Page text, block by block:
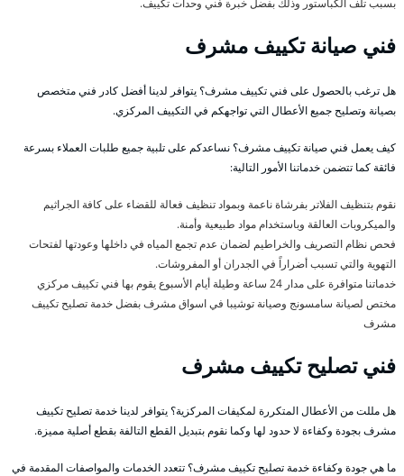
بسبب تلف الكباستور وذلك بفضل خبرة فني وحدات تكييف.
فني صيانة تكييف مشرف
هل ترغب بالحصول على فني تكييف مشرف؟ يتوافر لدينا أفضل كادر فني متخصص
بصيانة وتصليح جميع الأعطال التي تواجهكم في التكييف المركزي.
كيف يعمل فني صيانة تكييف مشرف؟ نساعدكم على تلبية جميع طلبات العملاء بسرعة
فائقة كما تتضمن خدماتنا الأمور التالية:
نقوم بتنظيف الفلاتر بفرشاة ناعمة وبمواد تنظيف فعالة للقضاء على كافة الجراثيم
والميكروبات العالقة وباستخدام مواد طبيعية وأمنة.
فحص نظام التصريف والخراطيم لضمان عدم تجمع المياه في داخلها وعودتها لفتحات
التهوية والتي تسبب أضراراً في الجدران أو المفروشات.
خدماتنا متوافرة على مدار 24 ساعة وطيلة أيام الأسبوع يقوم بها فني تكييف مركزي
مختص لصيانة سامسونج وصيانة توشيبا في اسواق مشرف بفضل خدمة تصليح تكييف
مشرف
فني تصليح تكييف مشرف
هل مللت من الأعطال المتكررة لمكيفات المركزية؟ يتوافر لدينا خدمة تصليح تكييف
مشرف بجودة وكفاءة لا حدود لها وكما نقوم بتبديل القطع التالفة بقطع أصلية مميزة.
ما هي جودة وكفاءة خدمة تصليح تكييف مشرف؟ تتعدد الخدمات والمواصفات المقدمة في